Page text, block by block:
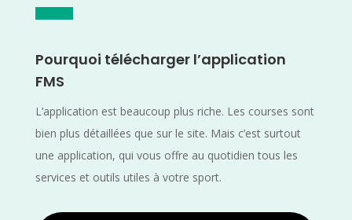
Pourquoi télécharger l’application
FMS
L’application est beaucoup plus riche. Les courses sont
bien plus détaillées que sur le site. Mais c’est surtout
une application, qui vous offre au quotidien tous les
services et outils utiles à votre sport.